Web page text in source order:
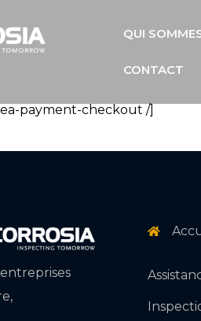
QUI
CONTACT
payment-checkout /]